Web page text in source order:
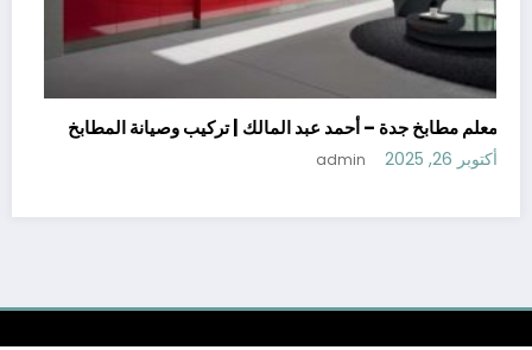
معلم مطابخ جدة – أحمد عبد المالك | تركيب وصيانة المطابخ
أكتوبر 26, 2025 admin